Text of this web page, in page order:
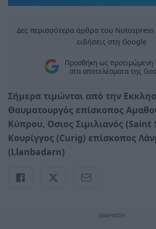
Δες περισσότερα άρθρα του Notospress
ειδήσεις στη Google
Προσθήκη ως προτιμώμενη
στα αποτελέσματα της
Σήμερα τιμώνται από την
Θαυματουργός επίσκοπος
Κύπρου, Οσιος Σιμιλιανός (Saint
Κουρίγγος (Curig) επίσκοπος
(Llanbadarn)